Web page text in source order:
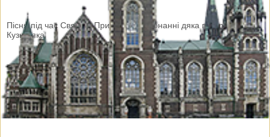
Пісня під час Святого Причастя у виконанні дяка п.Тараса
Кузьм'яка